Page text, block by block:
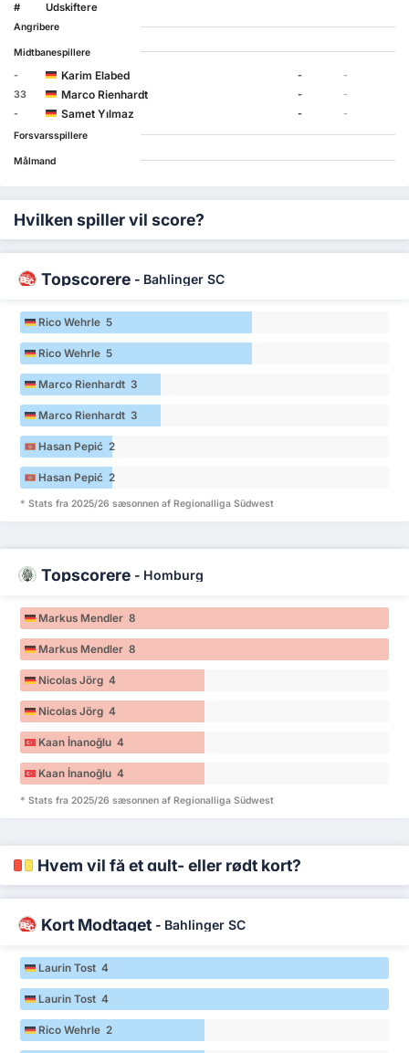
# Udskiftere
Angribere
Midtbanespillere
-
Karim Elabed -
-
33
Marco Rienhardt -
-
-
Samet Yılmaz -
-
Forsvarsspillere
Målmand
Hvilken spiller vil score?
Topscorere - Bahlinger SC
Rico Wehrle 5
Rico Wehrle 5
Marco Rienhardt 3
Marco Rienhardt 3
Hasan Pepić 2
Hasan Pepić 2
* Stats fra 2025/26 sæsonnen af Regionalliga Südwest
Topscorere - Homburg
Markus Mendler 8
Markus Mendler 8
Nicolas Jörg 4
Nicolas Jörg 4
Kaan İnanoğlu 4
Kaan İnanoğlu 4
* Stats fra 2025/26 sæsonnen af Regionalliga Südwest
Hvem vil få et gult- eller rødt kort?
Kort Modtaget - Bahlinger SC
Laurin Tost 4
Laurin Tost 4
Rico Wehrle 2